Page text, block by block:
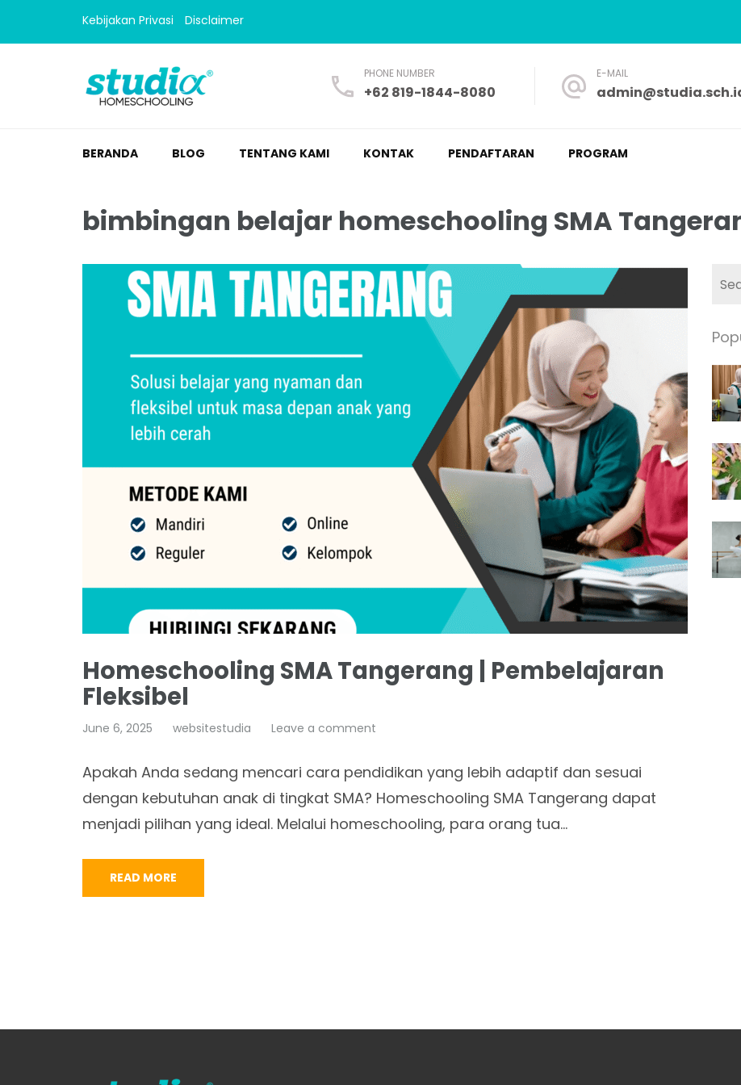
Kebijakan Privasi Disclaimer
PHONE NUMBER
+62 819-1844-8080
E-MAIL
BERANDA BLOG TENTANG KAMI KONTAK PENDAFTARAN PROGRAM
bimbingan belajar homeschooling SMA
Homeschooling SMA Tangerang | Pembelajaran
Fleksibel
June 6, 2025 websitestudia Leave a comment
Apakah Anda sedang mencari cara pendidikan yang lebih adaptif dan sesuai
dengan kebutuhan anak di tingkat SMA? Homeschooling SMA Tangerang dapat
menjadi pilihan yang ideal. Melalui homeschooling, para orang tua…
READ MORE